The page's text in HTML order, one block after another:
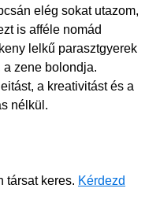
elég sokat utazom,
is afféle nomád
lelkű parasztgyerek
zene bolondja.
a kreativitást és a
nélkül.
társat keres. Kérdezd